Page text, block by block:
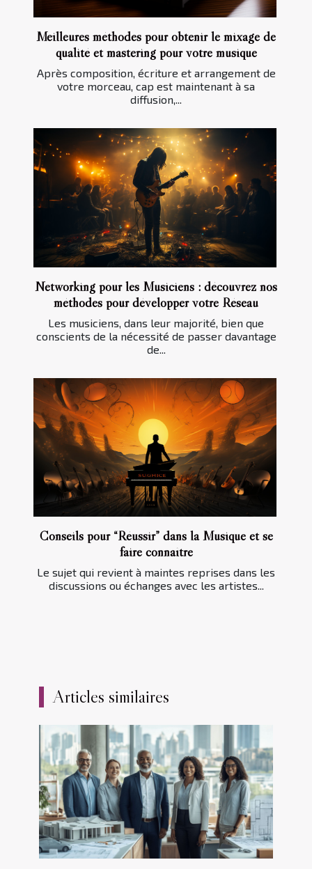
Meilleures méthodes pour obtenir le mixage de
qualité et mastering pour votre musique
Après composition, écriture et arrangement de
votre morceau, cap est maintenant à sa
diffusion,...
Networking pour les Musiciens : découvrez nos
méthodes pour développer votre Réseau
Les musiciens, dans leur majorité, bien que
conscients de la nécessité de passer davantage
de...
Conseils pour “Réussir” dans la Musique et se
faire connaître
Le sujet qui revient à maintes reprises dans les
discussions ou échanges avec les artistes...
Articles similaires